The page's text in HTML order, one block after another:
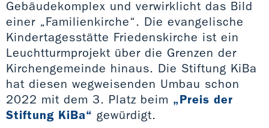
Gebäudekomplex und verwirklicht das Bild
einer „Familienkirche“. Die evangelische
Kindertagesstätte Friedenskirche ist ein
Leuchtturmprojekt über die Grenzen der
Kirchengemeinde hinaus. Die Stiftung KiBa
hat diesen wegweisenden Umbau schon
2022 mit dem 3. Platz beim „Preis der
Stiftung KiBa“ gewürdigt.